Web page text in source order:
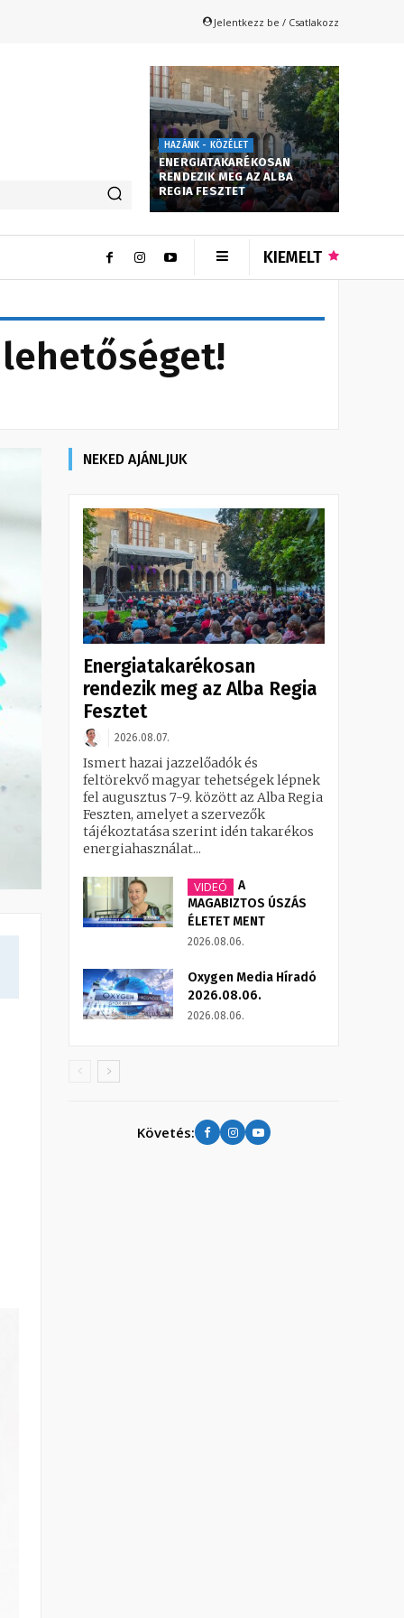
Jelentkezz be / Csatlakozz
HAZÁNK - KÖZÉLET
ENERGIATAKARÉKOSAN
RENDEZIK MEG AZ ALBA
REGIA FESZTET
KIEMELT
NEKED AJÁNLJUK
Energiatakarékosan
rendezik meg az Alba Regia
Fesztet
2026.08.07.
Ismert hazai jazzelőadók és
feltörekvő magyar tehetségek lépnek
fel augusztus 7-9. között az Alba Regia
Feszten, amelyet a szervezők
tájékoztatása szerint idén takarékos
energiahasználat...
VIDEÓ
A
MAGABIZTOS ÚSZÁS
ÉLETET MENT
2026.08.06.
Oxygen Media Híradó
2026.08.06.
2026.08.06.
Követés: